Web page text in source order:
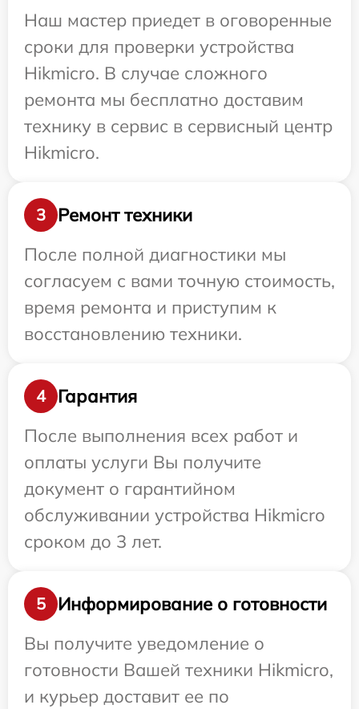
Наш мастер приедет в оговоренные
сроки для проверки устройства
Hikmicro. В случае сложного
ремонта мы бесплатно доставим
технику в сервис в сервисный центр
Hikmicro.
3
Ремонт техники
После полной диагностики мы
согласуем с вами точную стоимость,
время ремонта и приступим к
восстановлению техники.
4
Гарантия
После выполнения всех работ и
оплаты услуги Вы получите
документ о гарантийном
обслуживании устройства Hikmicro
сроком до 3 лет.
5
Информирование о готовности
Вы получите уведомление о
готовности Вашей техники Hikmicro,
и курьер доставит ее по